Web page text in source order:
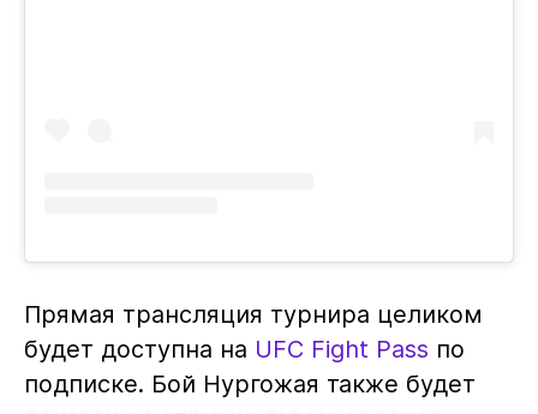
Прямая трансляция турнира целиком
будет доступна на UFC Fight Pass по
подписке. Бой Нургожая также будет